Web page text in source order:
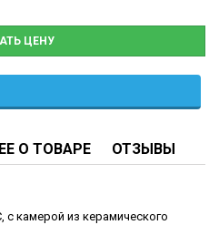
ЦЕНУ
О ТОВАРЕ ОТЗЫВЫ
с камерой из керамического